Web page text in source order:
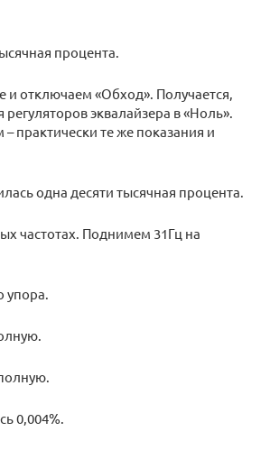
процента.
и отключаем «Обход». Получается,
эквалайзера в «Ноль».
практически те же показания и
одна десяти тысячная процента.
частотах. Поднимем 31Гц на
упора.
0,004%.